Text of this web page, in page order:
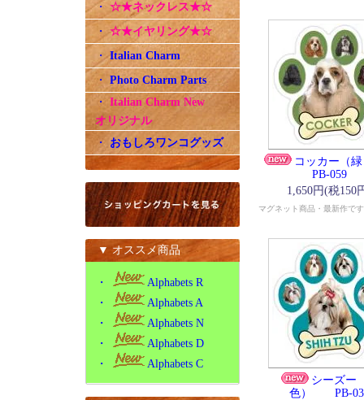
・ ☆★ネックレス★☆
・☆★イヤリング★☆
・Italian Charm
・Photo Charm Parts
・ Italian Charm New
オリジナル
・ おもしろワンコグッズ
▼ オススメ商品
・
Alphabets R
・
Alphabets A
・
Alphabets N
・
Alphabets D
・
Alphabets C
コッカー
PB-059
1,650円(税150
マグネット商品・最新作です
シーズー
色） PB-